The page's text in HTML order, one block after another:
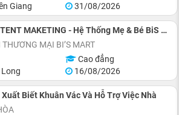
Giang
31/08/2026
Nhân Viên CONTENT MAKETING - Hệ Thống Mẹ & Bé BiS MART (Full-time)
MẠI BI’S MART
Cao đẳng
Long
16/08/2026
Biết Khuân Vác Và Hỗ Trợ Việc Nhà